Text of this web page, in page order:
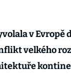
v
velkého